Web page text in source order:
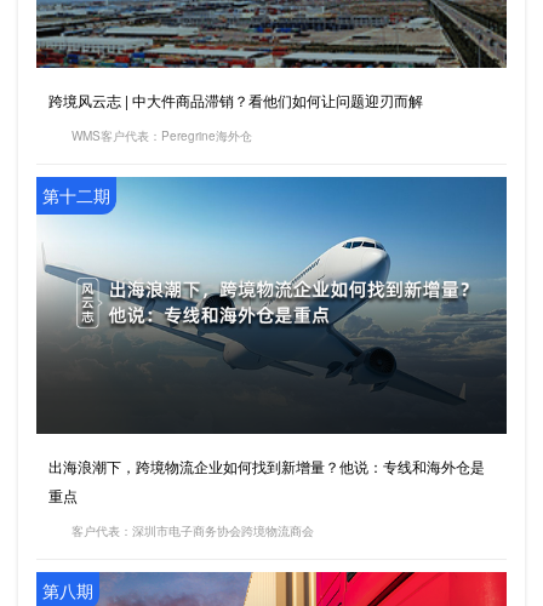
跨境风云志 | 中大件商品滞销？看他们如何让问题迎刃而解
WMS客户代表：Peregrine海外仓
出海浪潮下，跨境物流企业如何找到新增量？他说：专线和海外仓是
重点
客户代表：深圳市电子商务协会跨境物流商会
第十二期
第八期